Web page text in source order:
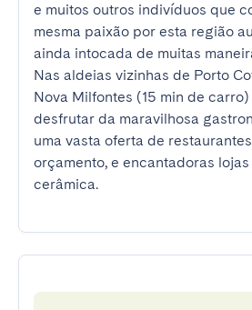
e muitos outros indivíduos que
mesma paixão por esta região
ainda intocada de muitas
Nas aldeias vizinhas de Porto
Nova Milfontes (15 min de
desfrutar da maravilhosa
uma vasta oferta de
orçamento, e encantadoras
cerâmica.